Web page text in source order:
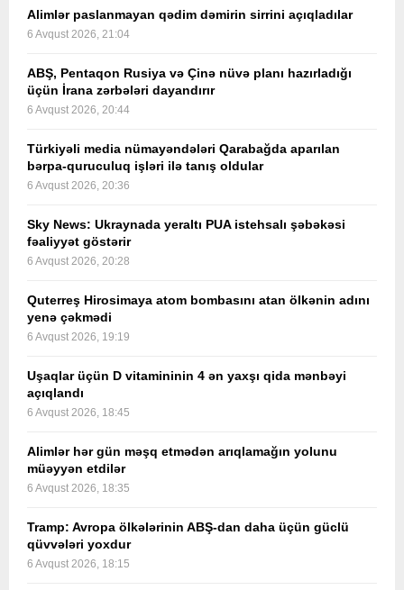
Alimlər paslanmayan qədim dəmirin sirrini açıqladılar
6 Avqust 2026, 21:04
ABŞ, Pentaqon Rusiya və Çinə nüvə planı hazırladığı
üçün İrana zərbələri dayandırır
6 Avqust 2026, 20:44
Türkiyəli media nümayəndələri Qarabağda aparılan
bərpa-quruculuq işləri ilə tanış oldular
6 Avqust 2026, 20:36
Sky News: Ukraynada yeraltı PUA istehsalı şəbəkəsi
fəaliyyət göstərir
6 Avqust 2026, 20:28
Quterreş Hirosimaya atom bombasını atan ölkənin adını
yenə çəkmədi
6 Avqust 2026, 19:19
Uşaqlar üçün D vitamininin 4 ən yaxşı qida mənbəyi
açıqlandı
6 Avqust 2026, 18:45
Alimlər hər gün məşq etmədən arıqlamağın yolunu
müəyyən etdilər
6 Avqust 2026, 18:35
Tramp: Avropa ölkələrinin ABŞ-dan daha üçün güclü
qüvvələri yoxdur
6 Avqust 2026, 18:15